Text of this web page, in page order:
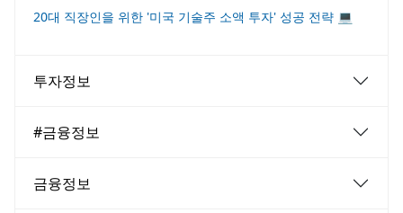
20대 직장인을 위한 '미국 기술주 소액 투자' 성공 전략 💻
투자정보
#금융정보
금융정보